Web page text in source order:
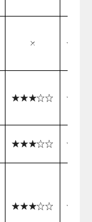
×
★★★☆☆
★★★☆☆
★★★☆☆